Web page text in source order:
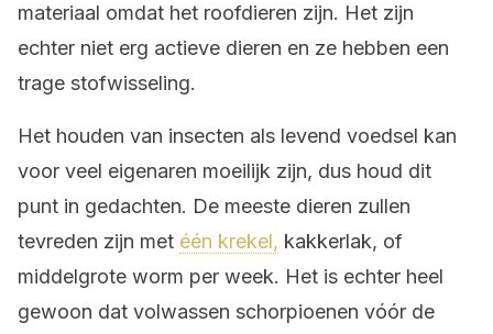
materiaal omdat het roofdieren zijn. Het zijn
echter niet erg actieve dieren en ze hebben een
trage stofwisseling.
Het houden van insecten als levend voedsel kan
voor veel eigenaren moeilijk zijn, dus houd dit
punt in gedachten. De meeste dieren zullen
tevreden zijn met één krekel, kakkerlak, of
middelgrote worm per week. Het is echter heel
gewoon dat volwassen schorpioenen vóór de